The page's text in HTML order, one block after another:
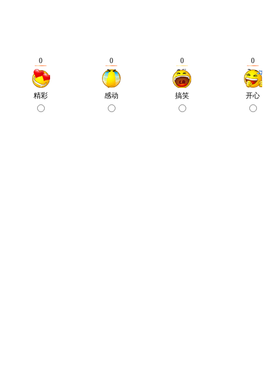
0
精彩
0
感动
0
搞笑
0
开心